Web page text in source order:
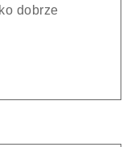
dobrze